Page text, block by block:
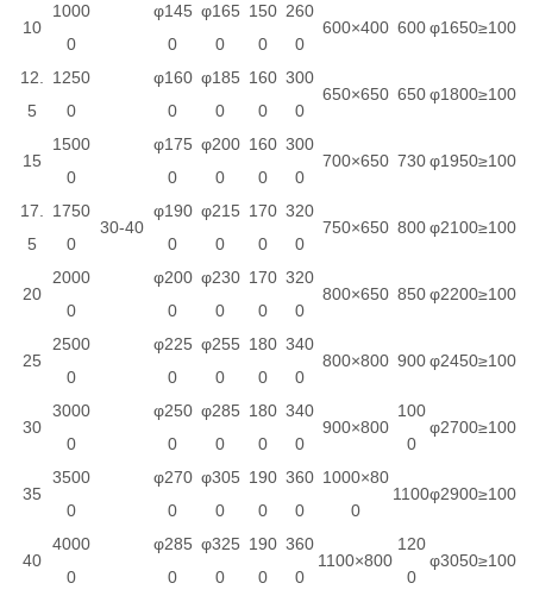
30-40
10
1000
0
φ145
0
φ165
0
150
0
260
0
600×400 600 φ1650≥100
12.
5
1250
0
φ160
0
φ185
0
160
0
300
0
650×650 650 φ1800≥100
15
1500
0
φ175
0
φ200
0
160
0
300
0
700×650 730 φ1950≥100
17.
5
1750
0
φ190
0
φ215
0
170
0
320
0
750×650 800 φ2100≥100
20
2000
0
φ200
0
φ230
0
170
0
320
0
800×650 850 φ2200≥100
25
2500
0
φ225
0
φ255
0
180
0
340
0
800×800 900 φ2450≥100
30
3000
0
φ250
0
φ285
0
180
0
340
0
900×800
100
0
φ2700≥100
35
3500
0
φ270
0
φ305
0
190
0
360
0
1000×80
0
1100φ2900≥100
40
4000
0
φ285
0
φ325
0
190
0
360
0
1100×800
120
0
φ3050≥100